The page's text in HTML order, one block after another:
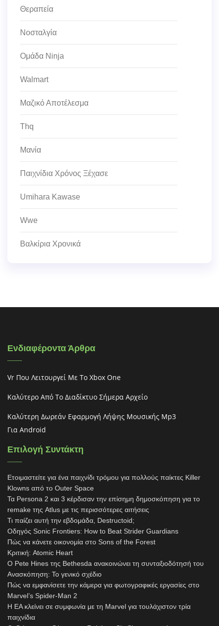
Θεραπεία
Νοσταλγία
Ομάδα Ninja
Walmart
Μαζικό Αποτέλεσμα
Thq
Μανία
Παιχνίδια Χρόνος Ξέχασε
Umihara Kawase
Wwe
Βαλκίρια Χρονικά
Ενδιαφέροντα Άρθρα
Vr Που Λειτουργεί Με Το Xbox One
Καλύτερο Από Το Διαδίκτυο Σήμερα Αρχείο
Καλύτερη Δωρεάν Εφαρμογή Λήψης Μουσικής Mp3
Για Android
Επιλογή Συντάκτη
Ετοιμαστείτε για ένα παιχνίδι τρόμου για πολλούς παίκτες Killer
Klowns από το Outer Space
Τα Persona 2 και 3 κέρδισαν την επίσημη δημοσκόπηση για το
remake της Atlus με τις περισσότερες αιτήσεις
Τι παίζει αυτή την εβδομάδα, Destructoid;
Οδηγός Sonic Frontiers: How to Beat Strider Guardians
Πώς να κάνετε οικονομία στο Sons of the Forest
Κριτική: Atomic Heart
Ο Pete Hines της Bethesda ανακοινώνει τη συνταξιοδότησή του
Ανασκόπηση: Το γενικό σχέδιο
Πώς να εμφανίσετε την κάμερα για φωτογραφικές εργασίες στο
Marvel’s Spider-Man 2
Η EA κλείνει σε συμφωνία με τη Marvel για τουλάχιστον τρία
παιχνίδια